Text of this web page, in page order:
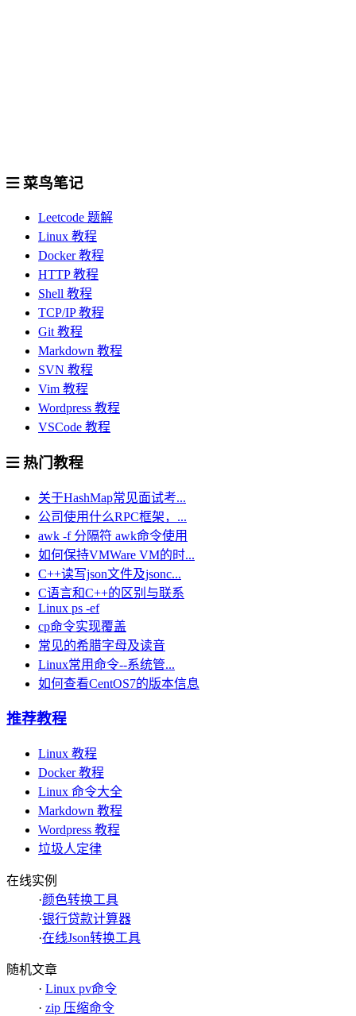
菜鸟笔记
Leetcode 题解
Linux 教程
Docker 教程
HTTP 教程
Shell 教程
TCP/IP 教程
Git 教程
Markdown 教程
SVN 教程
Vim 教程
Wordpress 教程
VSCode 教程
热门教程
关于HashMap常见面试考...
公司使用什么RPC框架，...
awk -f 分隔符 awk命令使用
如何保持VMWare VM的时...
C++读写json文件及jsonc...
C语言和C++的区别与联系
Linux ps -ef
cp命令实现覆盖
常见的希腊字母及读音
Linux常用命令--系统管...
如何查看CentOS7的版本信息
推荐教程
Linux 教程
Docker 教程
Linux 命令大全
Markdown 教程
Wordpress 教程
垃圾人定律
在线实例
·颜色转换工具
·银行贷款计算器
·在线Json转换工具
随机文章
· Linux pv命令
· zip 压缩命令